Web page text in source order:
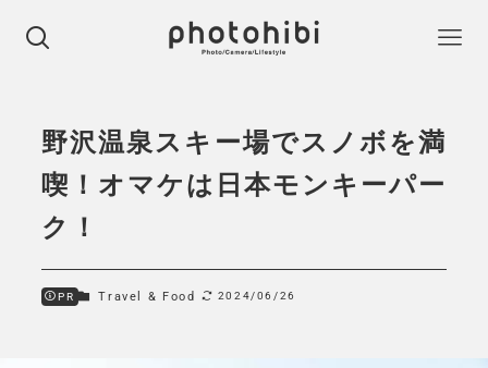
野沢温泉スキー場でスノボを満
喫！オマケは日本モンキーパー
ク！
PR Travel & Food 2024/06/26